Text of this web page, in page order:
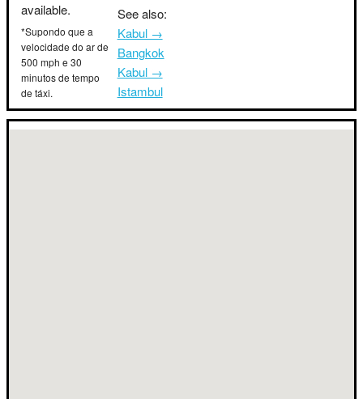
available.
*Supondo que a
velocidade do ar de
500 mph e 30
minutos de tempo
de táxi.
See also:
Kabul →
Bangkok
Kabul →
Istambul